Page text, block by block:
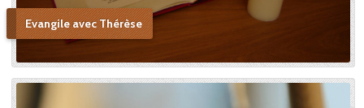
Evangile avec Thérèse